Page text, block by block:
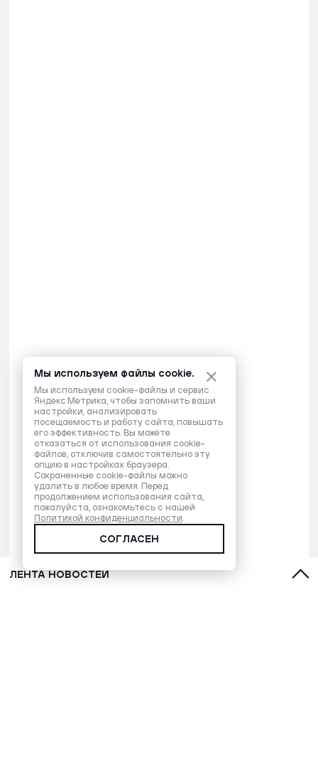
ЛЕНТА НОВОСТЕЙ
Мы используем файлы cookie.
Мы используем cookie-файлы и сервис
Яндекс.Метрика, чтобы запомнить ваши
настройки, анализировать
посещаемость и работу сайта, повышать
его эффективность. Вы можете
отказаться от использования cookie-
файлов, отключив самостоятельно эту
опцию в настройках браузера.
Сохраненные cookie-файлы можно
удалить в любое время. Перед
продолжением использования сайта,
пожалуйста, ознакомьтесь с нашей
Политикой конфиденциальности.
СОГЛАСЕН